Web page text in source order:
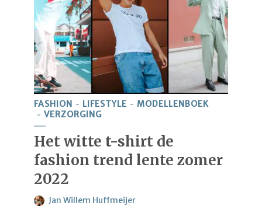
FASHION LIFESTYLE
MODELLENBOEK
VERZORGING
Het witte t-shirt de
fashion trend lente zomer
2022
Jan Willem Huffmeijer